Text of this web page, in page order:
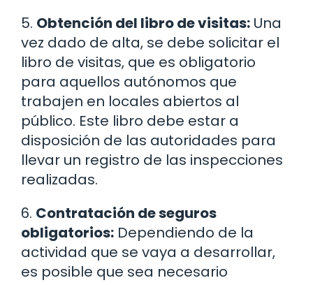
5. Obtención del libro de visitas: Una
vez dado de alta, se debe solicitar el
libro de visitas, que es obligatorio
para aquellos autónomos que
trabajen en locales abiertos al
público. Este libro debe estar a
disposición de las autoridades para
llevar un registro de las inspecciones
realizadas.
6. Contratación de seguros
obligatorios: Dependiendo de la
actividad que se vaya a desarrollar,
es posible que sea necesario